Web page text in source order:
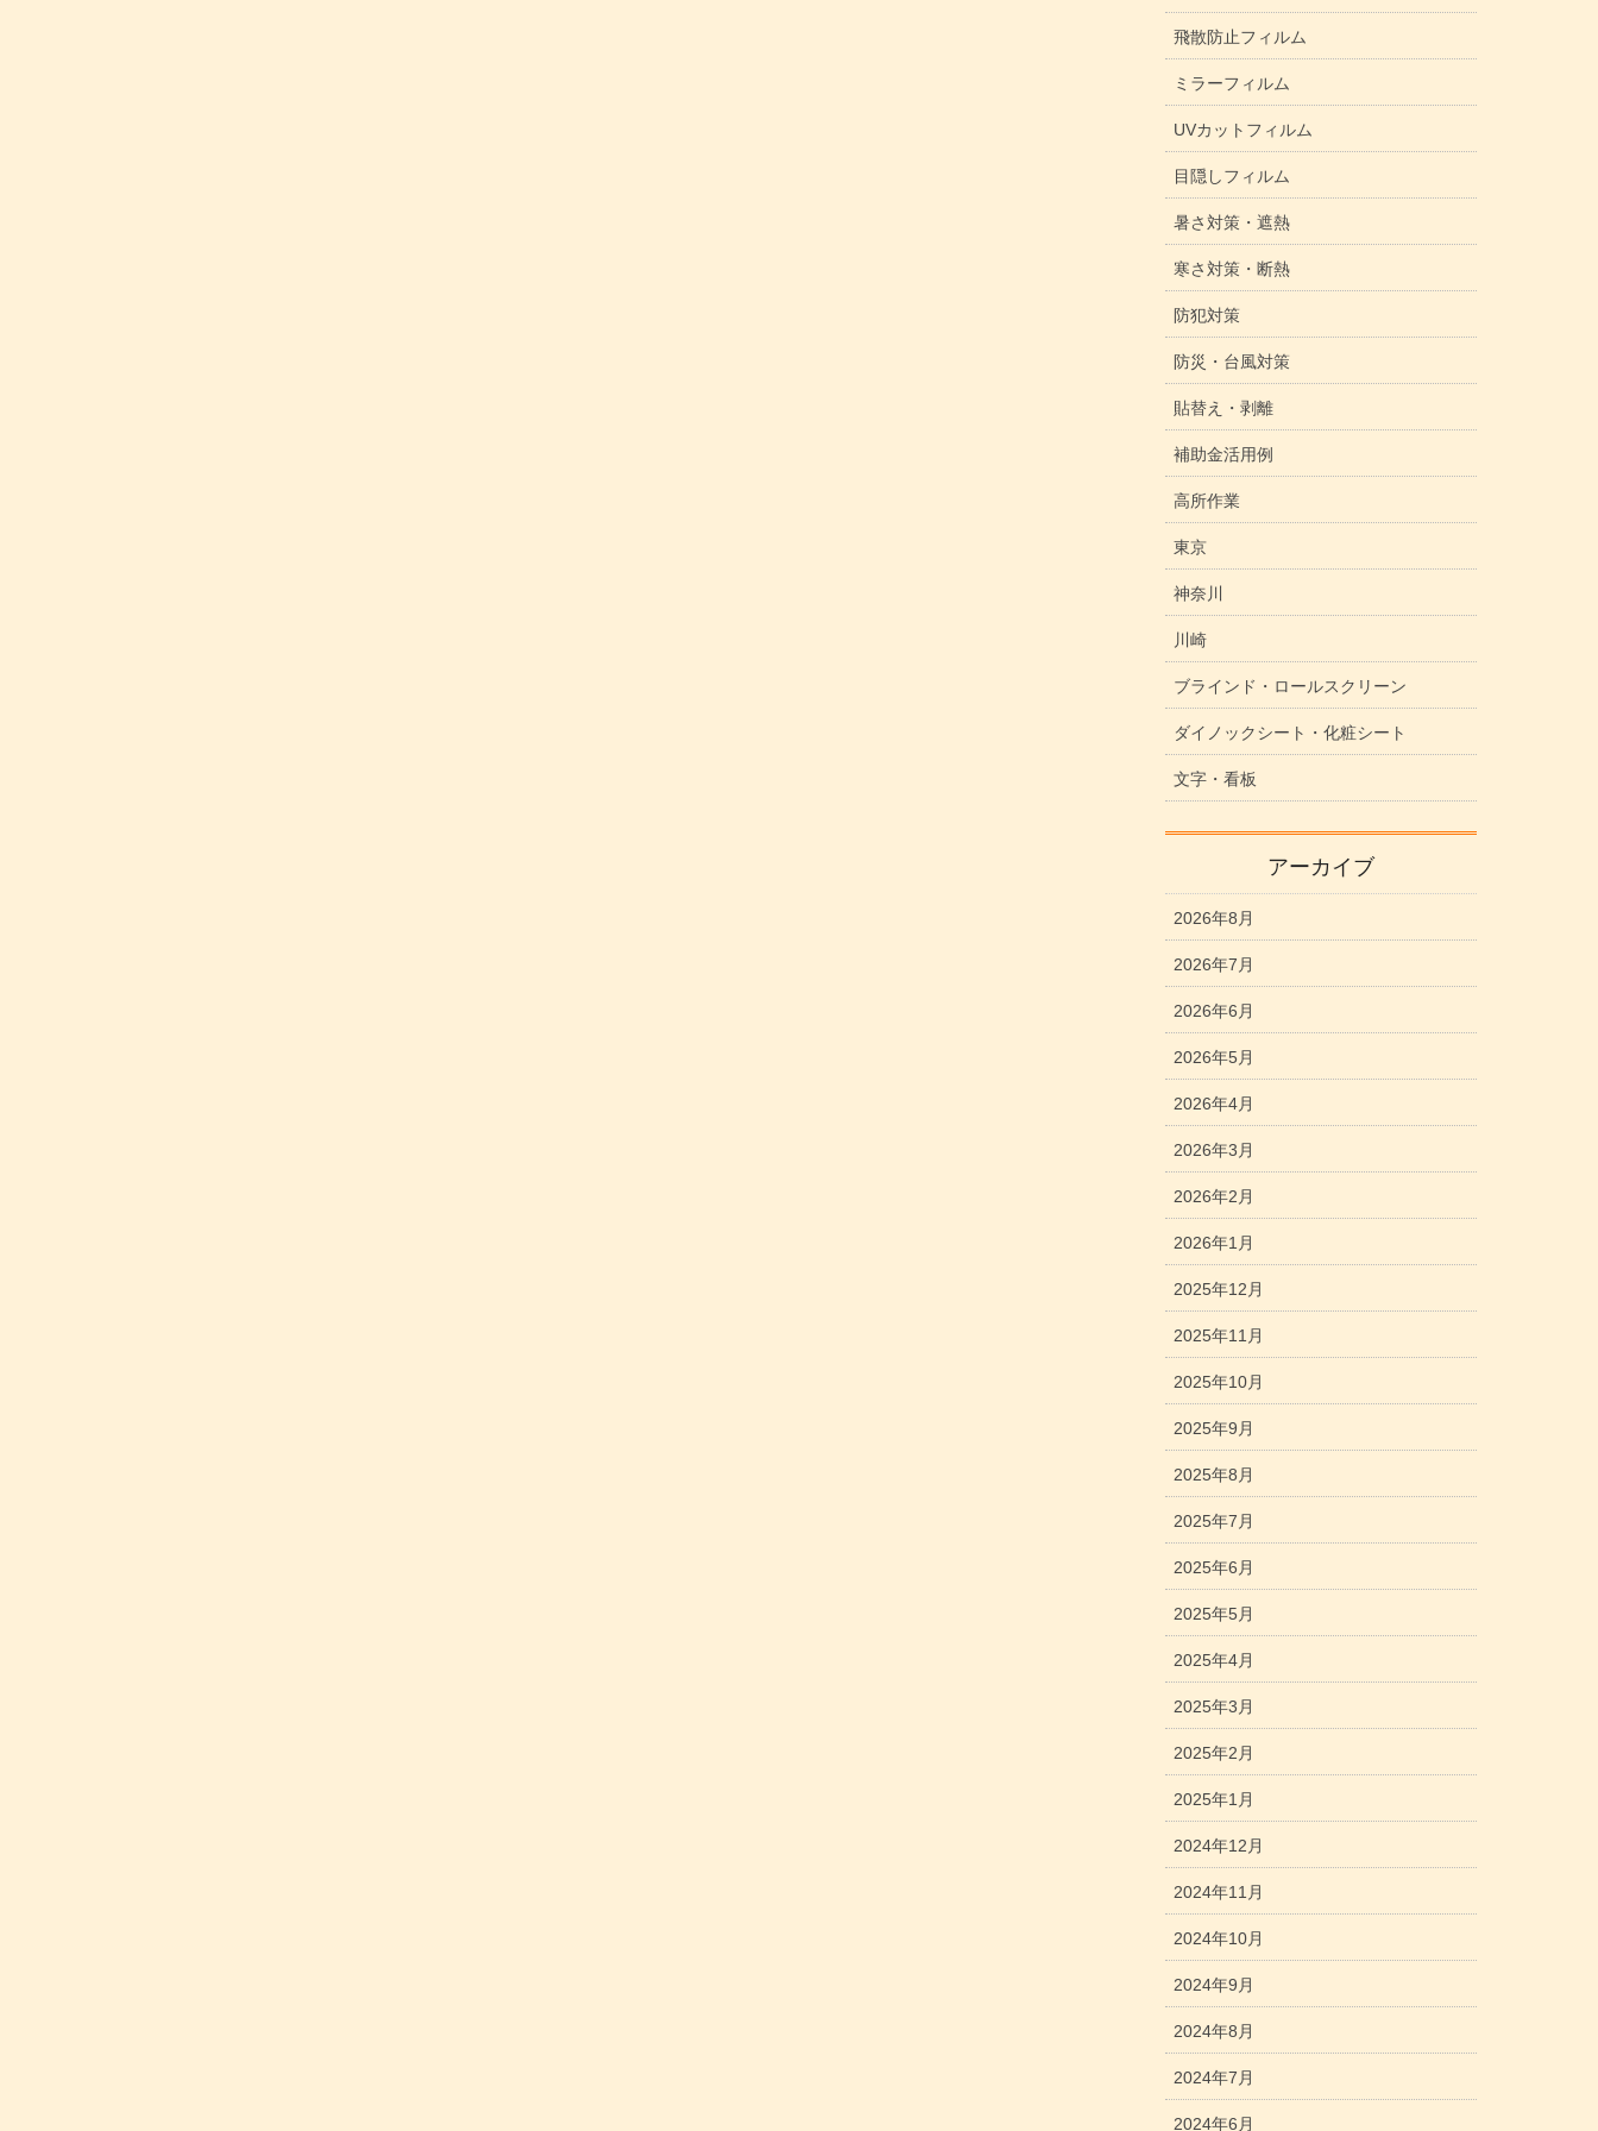
飛散防止フィルム
ミラーフィルム
UVカットフィルム
目隠しフィルム
暑さ対策・遮熱
寒さ対策・断熱
防犯対策
防災・台風対策
貼替え・剥離
補助金活用例
高所作業
東京
神奈川
川崎
ブラインド・ロールスクリーン
ダイノックシート・化粧シート
文字・看板
アーカイブ
2026年8月
2026年7月
2026年6月
2026年5月
2026年4月
2026年3月
2026年2月
2026年1月
2025年12月
2025年11月
2025年10月
2025年9月
2025年8月
2025年7月
2025年6月
2025年5月
2025年4月
2025年3月
2025年2月
2025年1月
2024年12月
2024年11月
2024年10月
2024年9月
2024年8月
2024年7月
2024年6月